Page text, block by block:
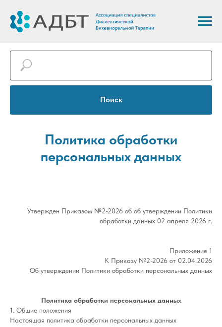
Поиск
Политика обработки
персональных данных
Утвержден Приказом №2-2026 об об утверждении Политики
обработки данных 02 апреля 2026 г.
Приложение 1
К Приказу №2-2026 от 02.04.2026
Об утверждении Политики обработки персональных данных
Политика обработки персональных данных
1. Общие положения
Настоящая политика обработки персональных данных